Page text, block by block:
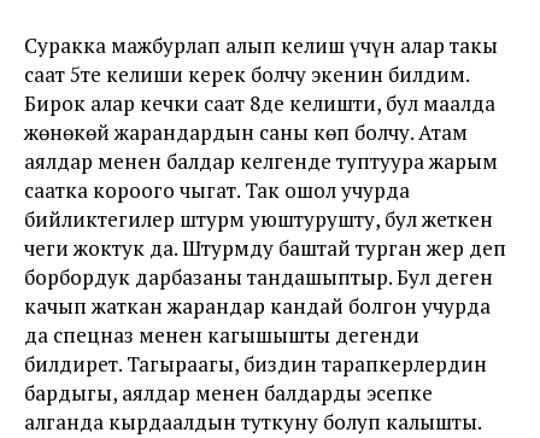
Суракка мажбурлап алып келиш үчүн алар таңкы
саат 5те келиши керек болчу экенин билдим.
Бирок алар кечки саат 8де келишти, бул маалда
жөнөкөй жарандардын саны көп болчу. Атам
аялдар менен балдар келгенде туптуура жарым
саатка короого чыгат. Так ошол учурда
бийликтегилер штурм уюштурушту, бул жеткен
чеги жоктук да. Штурмду баштай турган жер деп
борбордук дарбазаны тандашыптыр. Бул деген
качып жаткан жарандар кандай болгон учурда
да спецназ менен кагышышты дегенди
билдирет. Тагыраагы, биздин тарапкерлердин
бардыгы, аялдар менен балдарды эсепке
алганда кырдаалдын туткуну болуп калышты.